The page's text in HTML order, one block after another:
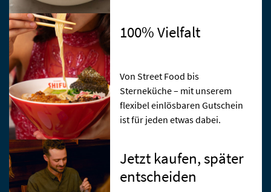
100% Vielfalt
Von Street Food bis
Sterneküche – mit unserem
flexibel einlösbaren Gutschein
ist für jeden etwas dabei.
Jetzt kaufen, später
entscheiden